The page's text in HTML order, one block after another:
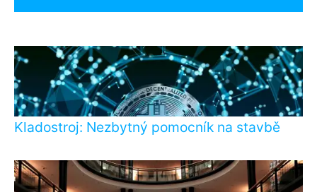
Kladostroj: Nezbytný pomocník na stavbě